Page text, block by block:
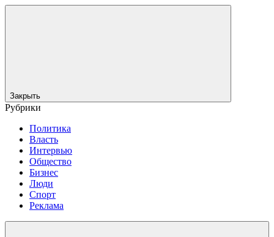
Закрыть
Рубрики
Политика
Власть
Интервью
Общество
Бизнес
Люди
Спорт
Реклама